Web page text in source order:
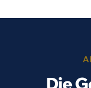
Die